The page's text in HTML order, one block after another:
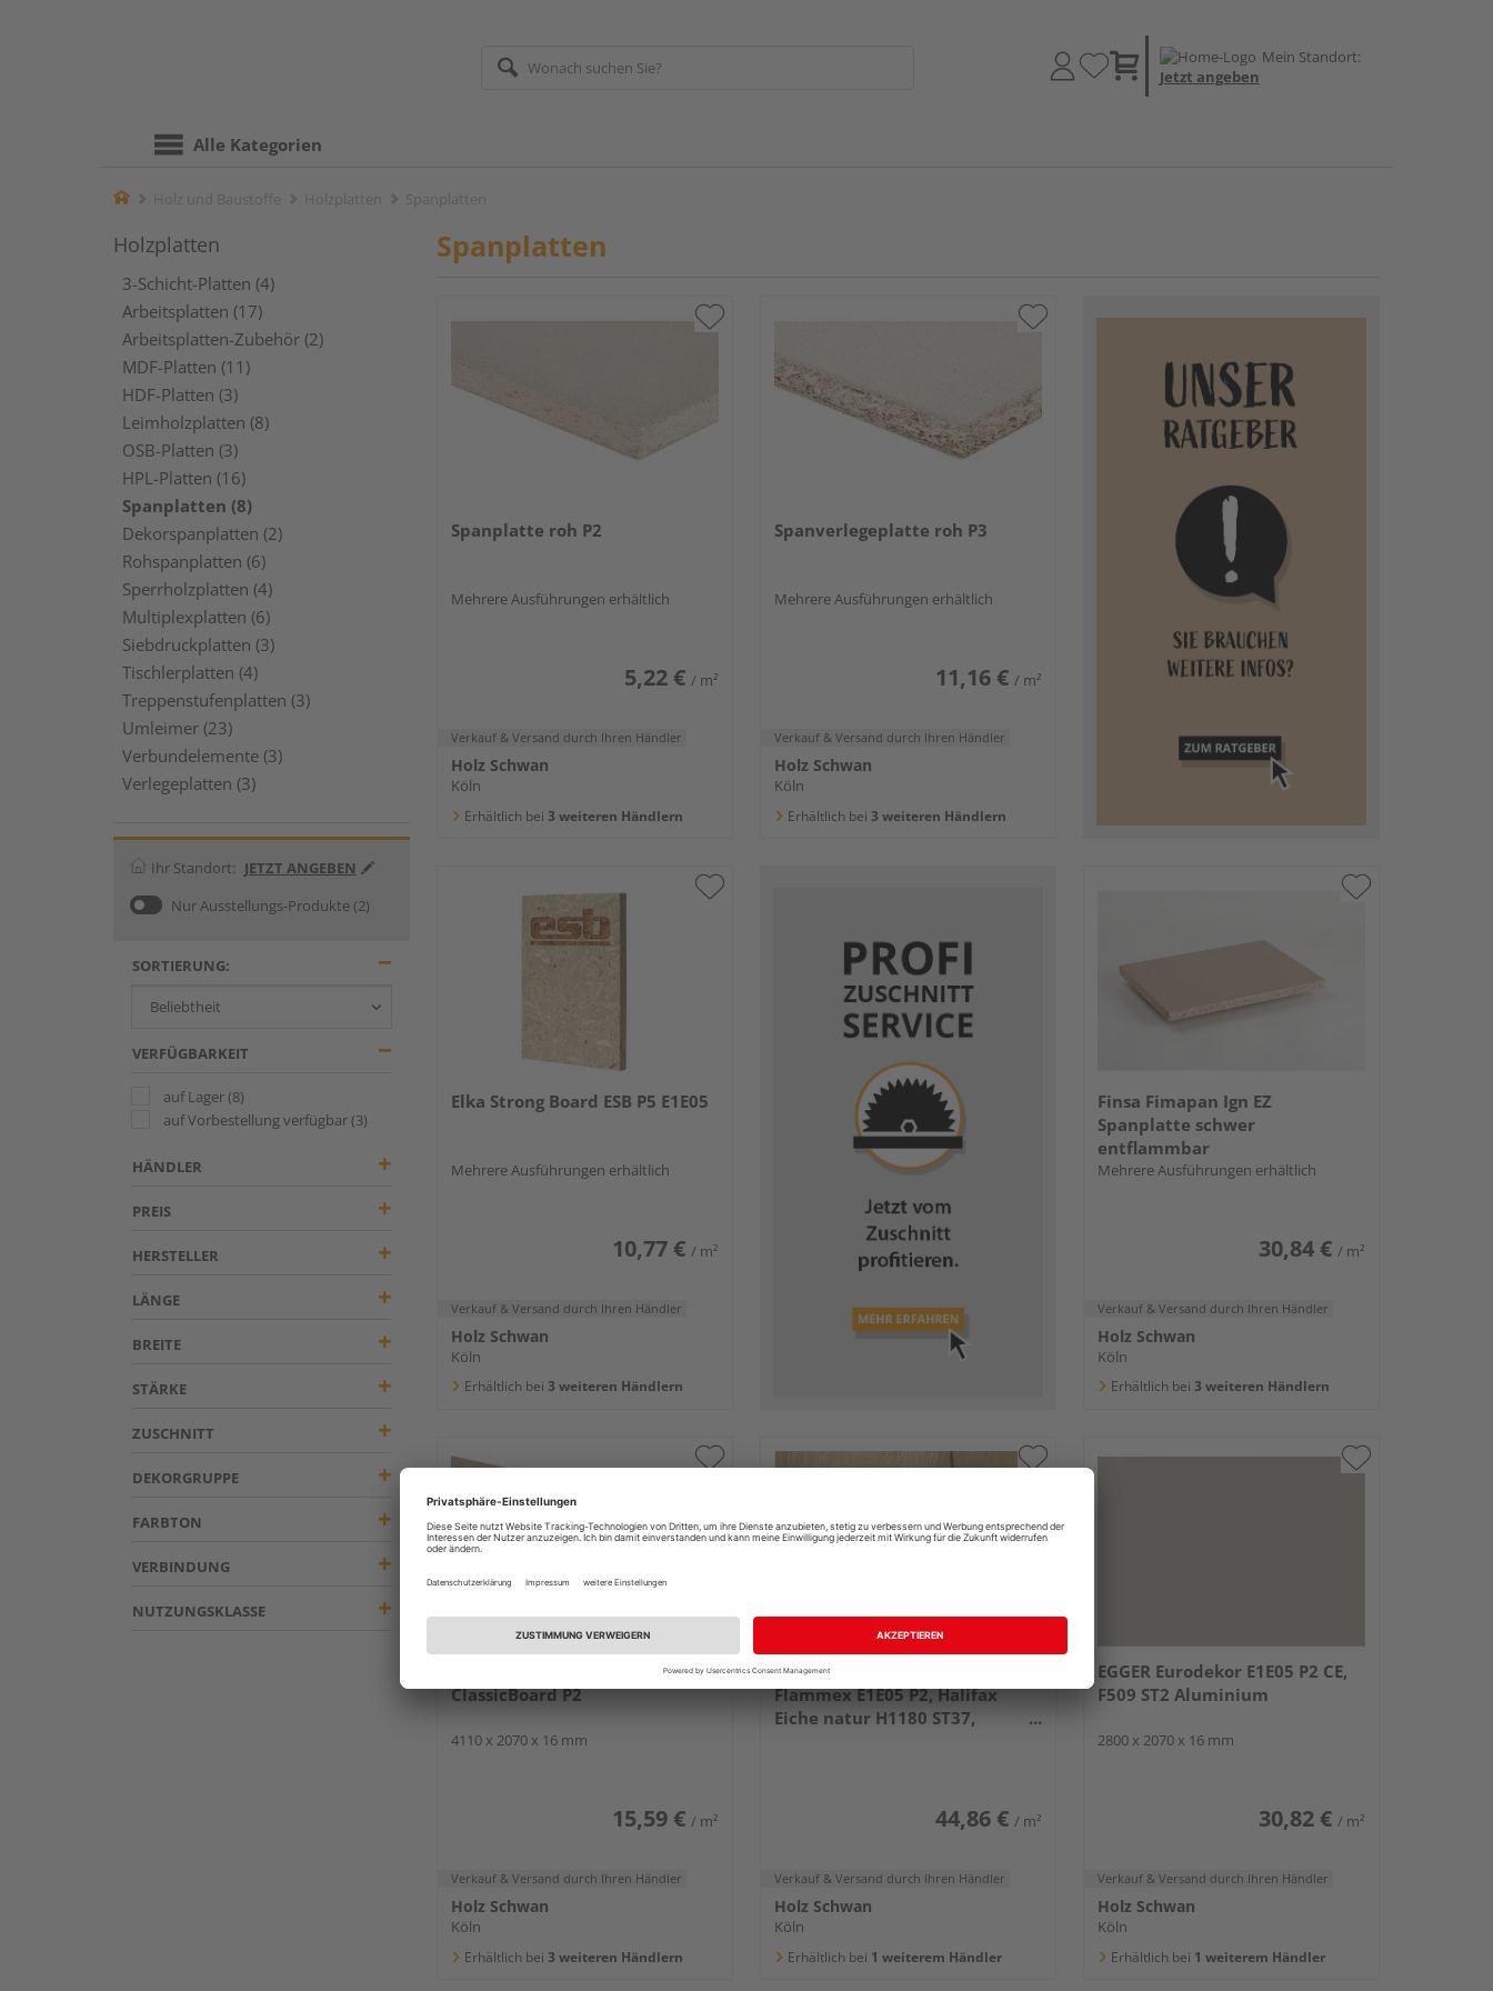
Mein Standort:
Jetzt angeben
Alle Kategorien
Home
Holzplatten
3-Schicht-Platten (4)
Arbeitsplatten (17)
Arbeitsplatten-Zubehör (2)
MDF-Platten (11)
HDF-Platten (3)
Leimholzplatten (8)
OSB-Platten (3)
HPL-Platten (16)
Spanplatten (8)
Dekorspanplatten (2)
Rohspanplatten (6)
Sperrholzplatten (4)
Multiplexplatten (6)
Siebdruckplatten (3)
Tischlerplatten (4)
Treppenstufenplatten (3)
Umleimer (23)
Verbundelemente (3)
Verlegeplatten (3)
Ihr Standort: JETZT ANGEBEN
Nur Ausstellungs-Produkte (2)
SORTIERUNG:
VERFÜGBARKEIT
auf Lager(8)
auf Vorbestellung verfügbar(3)
HÄNDLER
PREIS
HERSTELLER
LÄNGE
BREITE
STÄRKE
ZUSCHNITT
DEKORGRUPPE
FARBTON
VERBINDUNG
NUTZUNGSKLASSE
Spanplatten
Spanplatte roh P2
Mehrere Ausführungen erhältlich
5,22 € / m²
Verkauf & Versand durch Ihren Händler
Holz Schwan
Köln
Erhältlich bei 3 weiteren Händlern
Spanverlegeplatte roh P3
Mehrere Ausführungen erhältlich
11,16 € / m²
Verkauf & Versand durch Ihren Händler
Holz Schwan
Köln
Erhältlich bei 3 weiteren Händlern
Elka Strong Board ESB P5 E1E05
Mehrere Ausführungen erhältlich
10,77 € / m²
Verkauf & Versand durch Ihren Händler
Holz Schwan
Köln
Erhältlich bei 3 weiteren Händlern
Finsa Fimapan Ign EZ
Spanplatte schwer
entflammbar
Mehrere Ausführungen erhältlich
30,84 € / m²
Verkauf & Versand durch Ihren Händler
Holz Schwan
Köln
Erhältlich bei 3 weiteren Händlern
ClassicBoard P2
4110 x 2070 x 16 mm
15,59 € / m²
Verkauf & Versand durch Ihren Händler
Holz Schwan
Köln
Erhältlich bei 3 weiteren Händlern
EGGER Dekorative Spanplatten
Flammex E1E05 P2, Halifax
Eiche natur H1180 ST37,
44,86 € / m²
Verkauf & Versand durch Ihren Händler
Holz Schwan
Köln
Erhältlich bei 1 weiterem Händler
EGGER Eurodekor E1E05 P2 CE,
F509 ST2 Aluminium
2800 x 2070 x 16 mm
30,82 € / m²
Verkauf & Versand durch Ihren Händler
Holz Schwan
Köln
Erhältlich bei 1 weiterem Händler